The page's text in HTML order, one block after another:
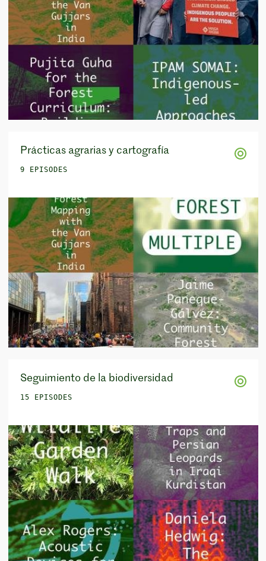
Prácticas agrarias y cartografía
9 EPISODES
Seguimiento de la biodiversidad
15 EPISODES